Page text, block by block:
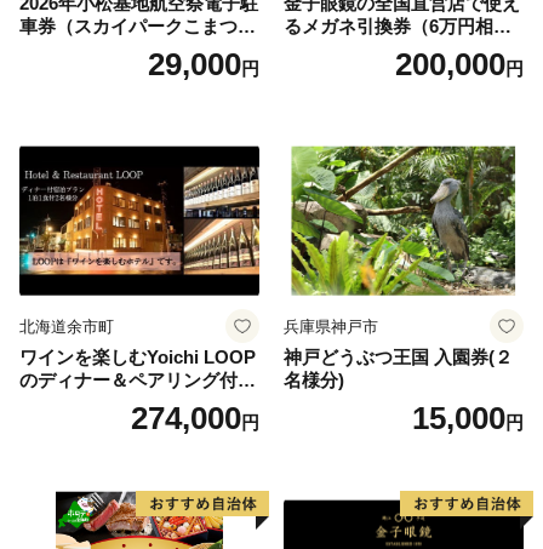
車券（スカイパークこまつ
翼） 駐車場 シャトルバスの
りばすぐ 石川県 小松市
29,000円
るメガネ引換券（6万円相
当） Platinum200,000円
北海道余市町
ワインを楽しむYoichi LOOP
のディナー＆ペアリング付宿
泊プラン＜デラックスツイン
274,000円
兵庫県神戸市
神戸どうぶつ王国 入園券(２
名様分)
15,000円